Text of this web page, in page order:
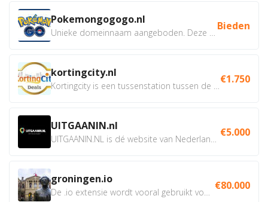
Pokemongogogo.nl Bieden
kortingcity.nl €1.750
UITGAANIN.nl €5.000
groningen.io €80.000